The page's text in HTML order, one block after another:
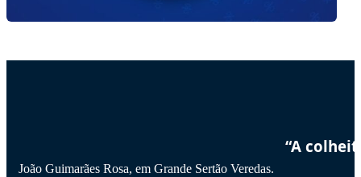
“A
João Guimarães Rosa, em Grande Sertão Veredas.